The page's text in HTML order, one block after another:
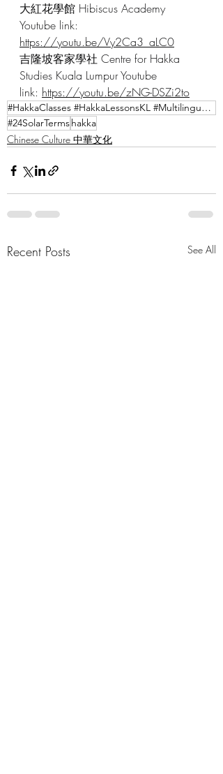
大紅花學館 Hibiscus Academy
Youtube link:
https://youtu.be/Vy2Ca3_aLC0
吉隆坡客家學社 Centre for Hakka
Studies Kuala Lumpur Youtube
link: https://youtu.be/zNG-DSZi2to
#HakkaClasses #HakkaLessonsKL #MultilingualSkills #CulturalPreservation #MalaysiaHakka
#24SolarTermshakka
Chinese Culture 中華文化
Recent Posts See All